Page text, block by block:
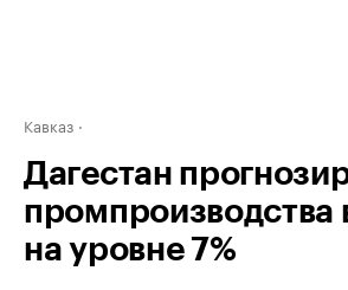
Кавказ
Дагестан
промпроизводства
на уровне 7%